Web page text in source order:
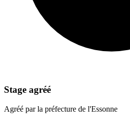
Stage agréé
Agréé par la préfecture de l'Essonne